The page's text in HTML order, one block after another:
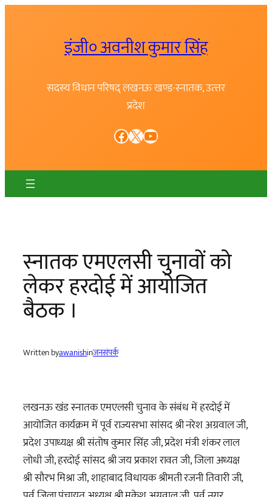
इंजी० अवनीश कुमार सिंह
सदस्य विधान परिषद् लखनऊ खण्ड-स्नातक, उत्त्तर
प्रदेश
Facebook X YouTube
स्नातक एमएलसी चुनावों को
लेकर हरदोई में आयोजित
बैठक ।
Written byawanishinजनसंपर्क
लखनऊ खंड स्नातक एमएलसी चुनाव के संबंध में हरदोई में
आयोजित कार्यक्रम में पूर्व राज्यसभा सांसद श्री नरेश अग्रवाल जी,
प्रदेश उपाध्यक्ष श्री संतोष कुमार सिंह जी, प्रदेश मंत्री शंकर लाल
लोधी जी, हरदोई सांसद श्री जय प्रकाश रावत जी, जिला अध्यक्ष
श्री सौरभ मिश्रा जी, शाहाबाद विधायक श्रीमती रजनी तिवारी जी,